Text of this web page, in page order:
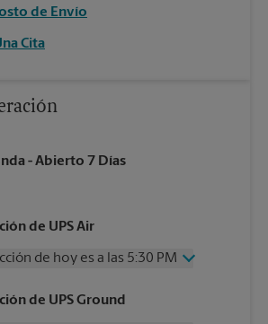
de Envío
Cita
- Abierto 7 Días
de UPS Air
de hoy es a las 5:30 PM
PM
de UPS Ground